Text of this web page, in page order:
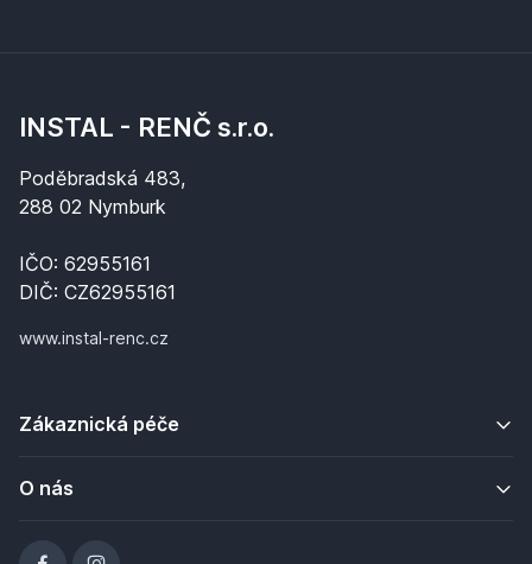
INSTAL - RENČ s.r.o.
Poděbradská 483,
288 02 Nymburk
IČO: 62955161
DIČ: CZ62955161
www.instal-renc.cz
Zákaznická péče
O nás